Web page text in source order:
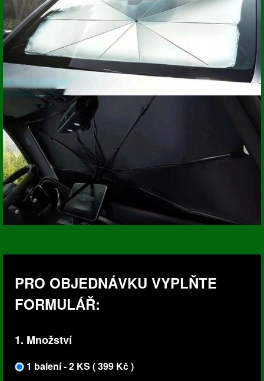
PRO OBJEDNÁVKU VYPLŇTE
FORMULÁŘ:
1. Množství
1 balení - 2 KS ( 399 Kč )